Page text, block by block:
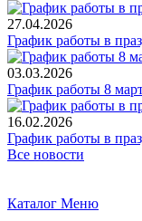
27.04.2026
График работы в
03.03.2026
График работы 8
16.02.2026
График работы в
Все новости
Каталог Меню